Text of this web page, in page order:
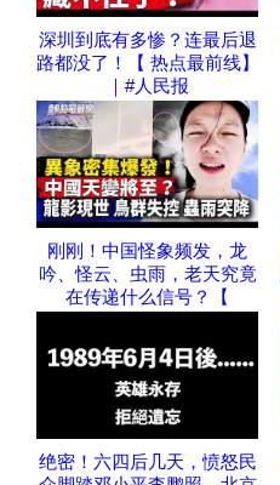
深圳到底有多惨？连最后退
路都没了！【 热点最前线】
｜#人民报
刚刚！中国怪象频发，龙
吟、怪云、虫雨，老天究竟
在传递什么信号？【
绝密！六四后几天，愤怒民